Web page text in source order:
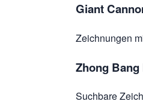
Giant
Zeichnungen
Zhong Bang
Suchbare